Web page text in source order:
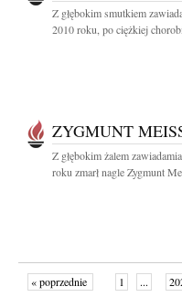
Z głębokim smutkiem
2010 roku, po ciężkiej
ZYGMUNT
Z głębokim żalem
roku zmarł nagle Zygmunt
« poprzednie 1 ...